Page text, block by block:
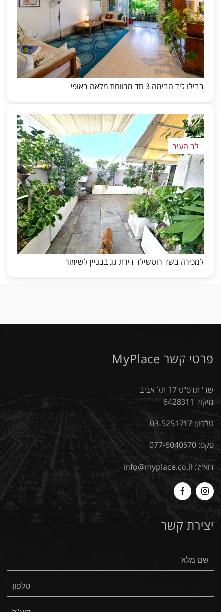
בבילו ליד הבימה 3 חד מרווחת מלאה באופי
לב העיר
למכירה בשד רוטשילד דירת גג בבניין לשימור
פרטי קשר MyPlace
שד' תרס"ט 17 תל אביב
מיקוד 6428311
טלפון:03-5251717
פקס: 077-6040570
דוא״ל: info@myplace.co.il
Myplace
-
Instagram
MyPlace
Facebook
יצירת קשר